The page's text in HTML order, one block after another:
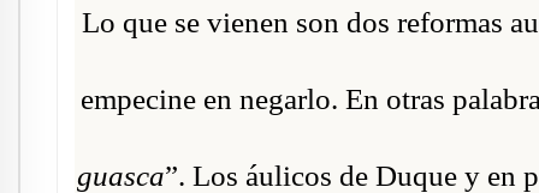
Lo que se vienen son dos reformas
empecine en negarlo. En otras
guasca”. Los áulicos de Duque y en